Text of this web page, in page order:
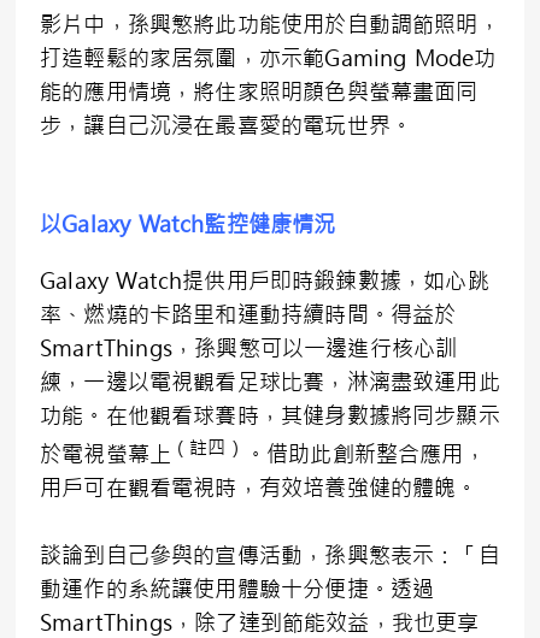
影片中，孫興慜將此功能使用於自動調節照明，
打造輕鬆的家居氛圍，亦示範Gaming Mode功
能的應用情境，將住家照明顏色與螢幕畫面同
步，讓自己沉浸在最喜愛的電玩世界。
以Galaxy Watch監控健康情況
Galaxy Watch提供用戶即時鍛鍊數據，如心跳
率、燃燒的卡路里和運動持續時間。得益於
SmartThings，孫興慜可以一邊進行核心訓
練，一邊以電視觀看足球比賽，淋漓盡致運用此
功能。在他觀看球賽時，其健身數據將同步顯示
於電視螢幕上 （註四）
。借助此創新整合應用，
用戶可在觀看電視時，有效培養強健的體魄。
談論到自己參與的宣傳活動，孫興慜表示：「自
動運作的系統讓使用體驗十分便捷。透過
SmartThings，除了達到節能效益，我也更享